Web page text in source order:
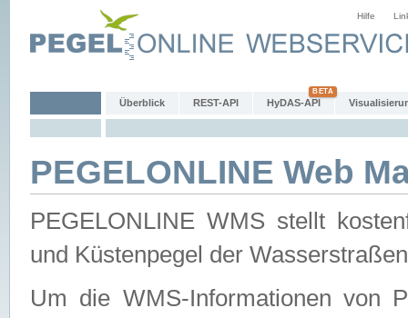
Hilfe
Überblick REST-API HyDAS-API
PEGELONLINE Web
PEGELONLINE WMS stellt
und Küstenpegel der
Um die WMS-Informationen von